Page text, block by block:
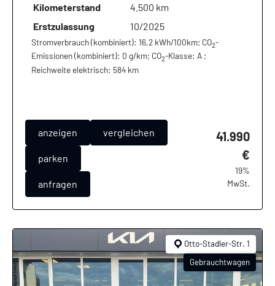
Kilometerstand
4.500 km
Erstzulassung
10/2025
Stromverbrauch (kombiniert): 16,2 kWh/100km; CO2-
Emissionen (kombiniert): 0 g/km; CO2-Klasse: A ;
Reichweite elektrisch: 584 km
anzeigen vergleichen
parken
anfragen
41.990
€
19%
MwSt.
Otto-Stadler-Str. 1
Gebrauchtwagen